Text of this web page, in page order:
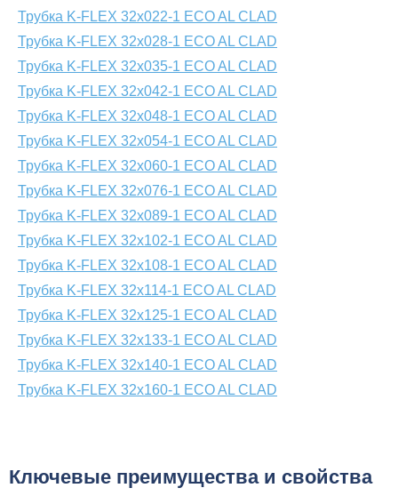
Трубка K-FLEX 32x022-1 ECO AL CLAD
Трубка K-FLEX 32x028-1 ECO AL CLAD
Трубка K-FLEX 32x035-1 ECO AL CLAD
Трубка K-FLEX 32x042-1 ECO AL CLAD
Трубка K-FLEX 32x048-1 ECO AL CLAD
Трубка K-FLEX 32x054-1 ECO AL CLAD
Трубка K-FLEX 32x060-1 ECO AL CLAD
Трубка K-FLEX 32x076-1 ECO AL CLAD
Трубка K-FLEX 32x089-1 ECO AL CLAD
Трубка K-FLEX 32x102-1 ECO AL CLAD
Трубка K-FLEX 32x108-1 ECO AL CLAD
Трубка K-FLEX 32x114-1 ECO AL CLAD
Трубка K-FLEX 32x125-1 ECO AL CLAD
Трубка K-FLEX 32x133-1 ECO AL CLAD
Трубка K-FLEX 32x140-1 ECO AL CLAD
Трубка K-FLEX 32x160-1 ECO AL CLAD
Ключевые преимущества и свойства